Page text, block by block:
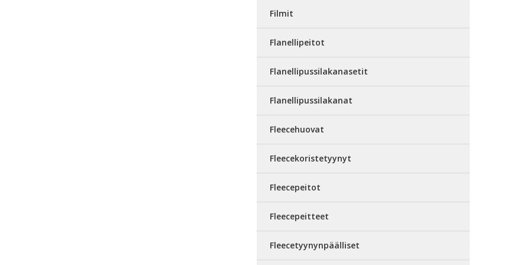
Filmit
Flanellipeitot
Flanellipussilakanasetit
Flanellipussilakanat
Fleecehuovat
Fleecekoristetyynyt
Fleecepeitot
Fleecepeitteet
Fleecetyynynpäälliset